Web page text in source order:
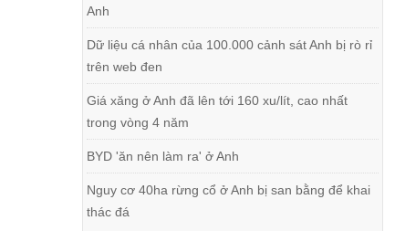
Anh
Dữ liệu cá nhân của 100.000 cảnh sát Anh bị rò rỉ
trên web đen
Giá xăng ở Anh đã lên tới 160 xu/lít, cao nhất
trong vòng 4 năm
BYD 'ăn nên làm ra' ở Anh
Nguy cơ 40ha rừng cổ ở Anh bị san bằng để khai
thác đá